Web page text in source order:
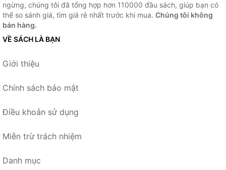
ngừng, chúng tôi đã tổng hợp hơn 110000 đầu sách, giúp bạn có
thể so sánh giá, tìm giá rẻ nhất trước khi mua. Chúng tôi không
bán hàng.
VỀ SÁCH LÀ BẠN
Giới thiệu
Chính sách bảo mật
Điều khoản sử dụng
Miễn trừ trách nhiệm
Danh mục